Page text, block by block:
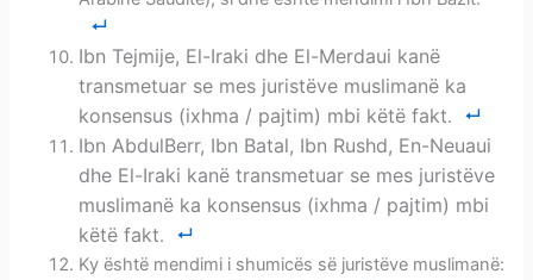
Ibn Tejmije, El-Iraki dhe El-Merdaui kanë
transmetuar se mes juristëve muslimanë ka
konsensus (ixhma / pajtim) mbi këtë fakt.
Ibn AbdulBerr, Ibn Batal, Ibn Rushd, En-Neuaui
dhe El-Iraki kanë transmetuar se mes juristëve
muslimanë ka konsensus (ixhma / pajtim) mbi
këtë fakt.
Ky është mendimi i shumicës së juristëve muslimanë: